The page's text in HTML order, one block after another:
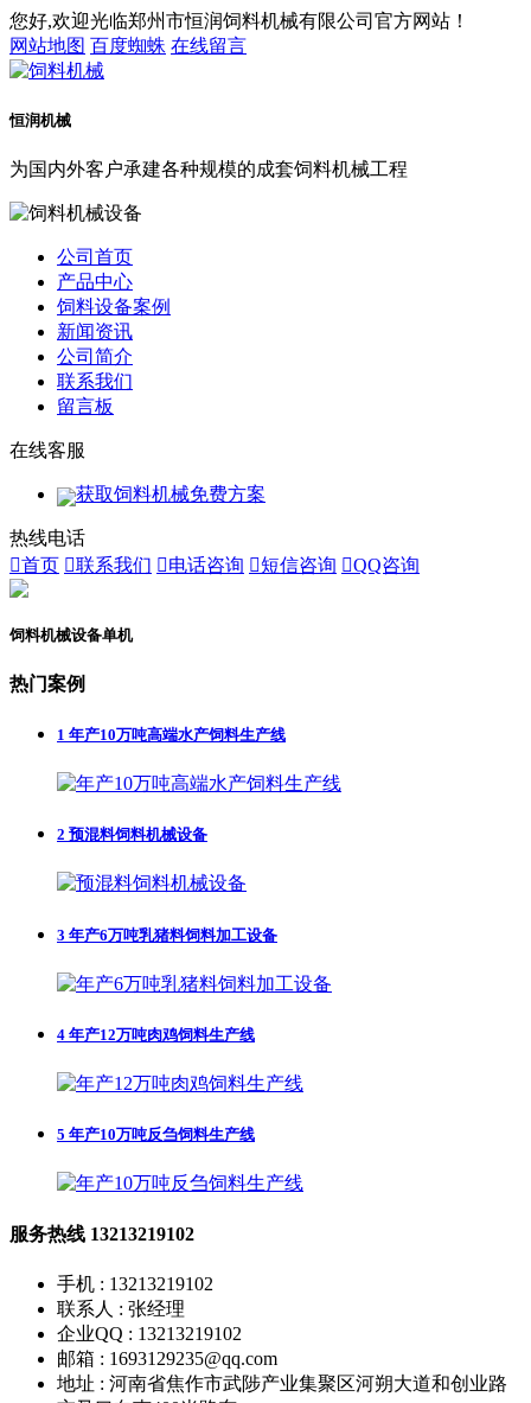
您好,欢迎光临郑州市恒润饲料机械有限公司官方网站！
网站地图 百度蜘蛛 在线留言
恒润机械
为国内外客户承建各种规模的成套饲料机械工程
公司首页
产品中心
饲料设备案例
新闻资讯
公司简介
联系我们
留言板
在线客服
获取饲料机械免费方案
热线电话
首页 联系我们 电话咨询 短信咨询 QQ咨询
饲料机械设备单机
热门案例
1 年产10万吨高端水产饲料生产线
2 预混料饲料机械设备
3 年产6万吨乳猪料饲料加工设备
4 年产12万吨肉鸡饲料生产线
5 年产10万吨反刍饲料生产线
服务热线 13213219102
手机 : 13213219102
联系人 : 张经理
企业QQ : 13213219102
邮箱 : 1693129235@qq.com
地址 : 河南省焦作市武陟产业集聚区河朔大道和创业路